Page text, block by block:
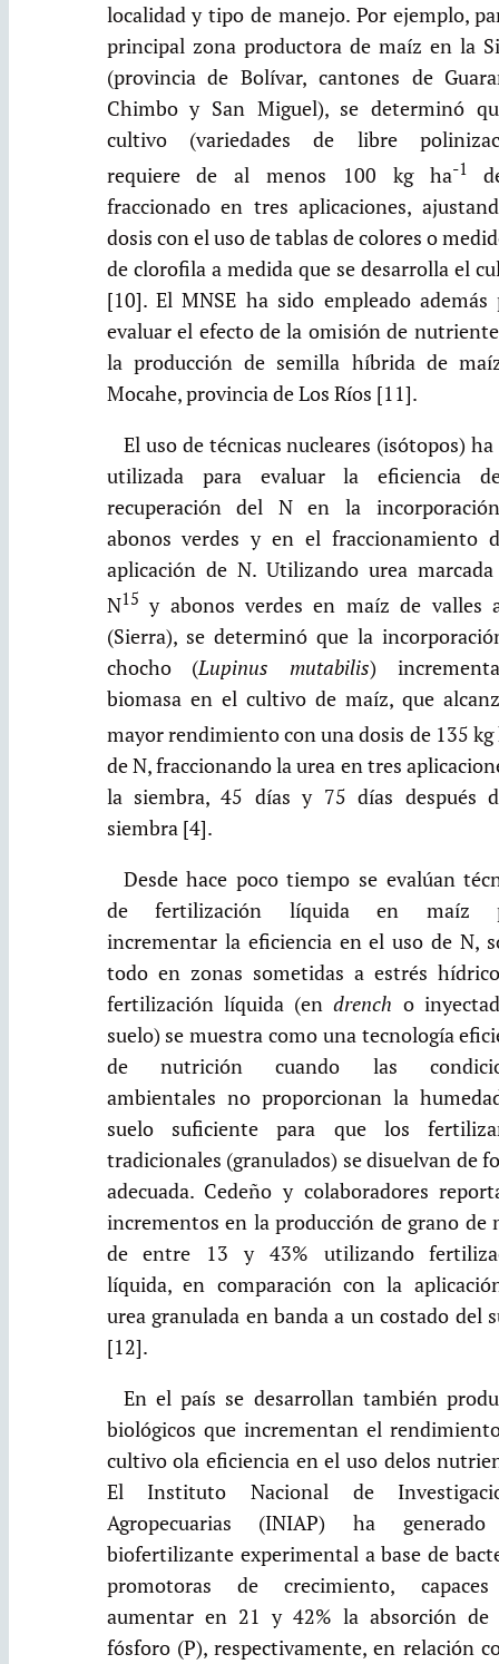
localidad y tipo de manejo. Por ejemplo,
principal zona productora de maíz en la
(provincia de Bolívar, cantones de
Chimbo y San Miguel), se determinó
cultivo (variedades de libre
requiere de al menos 100 kg ha-1
fraccionado en tres aplicaciones,
dosis con el uso de tablas de colores o
de clorofila a medida que se desarrolla el
[10]. El MNSE ha sido empleado además
evaluar el efecto de la omisión de
la producción de semilla híbrida de
Mocahe, provincia de Los Ríos [11].
El uso de técnicas nucleares (isótopos)
utilizada para evaluar la eficiencia
recuperación del N en la
abonos verdes y en el fraccionamiento
aplicación de N. Utilizando urea
N15 y abonos verdes en maíz de valles
(Sierra), se determinó que la
chocho (Lupinus mutabilis)
biomasa en el cultivo de maíz, que
mayor rendimiento con una dosis de 135 kg
de N, fraccionando la urea en tres
la siembra, 45 días y 75 días después
siembra [4].
Desde hace poco tiempo se evalúan
de fertilización líquida en maíz
incrementar la eficiencia en el uso de N,
todo en zonas sometidas a estrés
fertilización líquida (endrench o
suelo) se muestra como una tecnología
de nutrición cuando las
ambientales no proporcionan la
suelo suficiente para que los
tradicionales (granulados) se disuelvan de
adecuada. Cedeño y colaboradores
incrementos en la producción de grano de
de entre 13 y 43% utilizando
líquida, en comparación con la
urea granulada en banda a un costado del
[12].
En el país se desarrollan también
biológicos que incrementan el
cultivo ola eficiencia en el uso delos
El Instituto Nacional de
Agropecuarias (INIAP) ha
biofertilizante experimental a base de
promotoras de crecimiento,
aumentar en 21 y 42% la absorción
fósforo (P), respectivamente, en relación